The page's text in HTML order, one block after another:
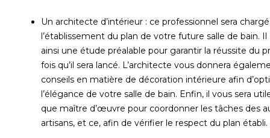
Un architecte d’intérieur : ce professionnel sera
l’établissement du plan de votre future salle de bain.
ainsi une étude préalable pour garantir la réussite du
fois qu’il sera lancé. L’architecte vous donnera
conseils en matière de décoration intérieure afin
l’élégance de votre salle de bain. Enfin, il vous sera
que maître d’œuvre pour coordonner les tâches des
artisans, et ce, afin de vérifier le respect du plan établi.